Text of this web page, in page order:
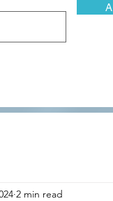
d'Italia ETS
2 min read